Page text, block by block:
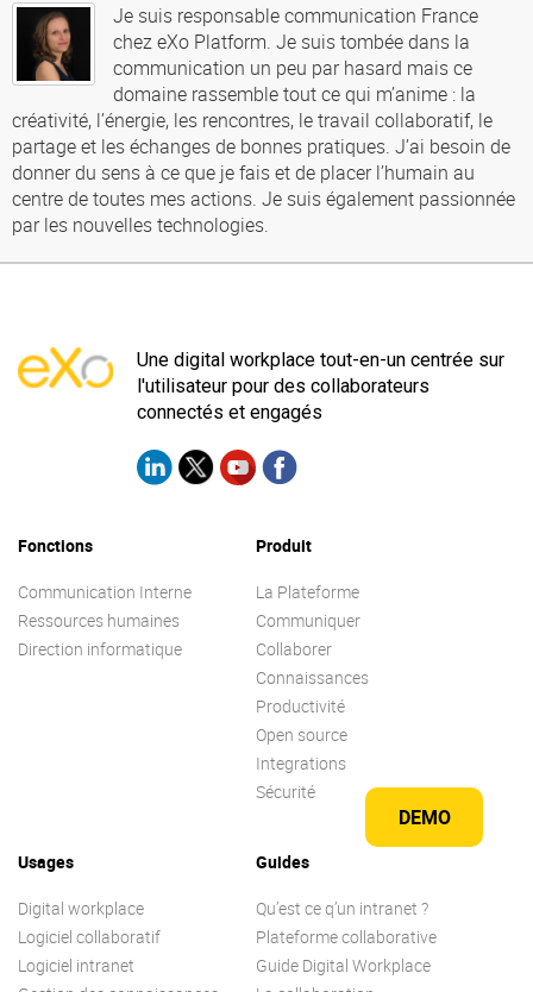
DEMO
Je suis responsable communication France
chez eXo Platform. Je suis tombée dans la
communication un peu par hasard mais ce
domaine rassemble tout ce qui m’anime : la
créativité, l’énergie, les rencontres, le travail collaboratif, le
partage et les échanges de bonnes pratiques. J’ai besoin de
donner du sens à ce que je fais et de placer l’humain au
centre de toutes mes actions. Je suis également passionnée
par les nouvelles technologies.
Une digital workplace tout-en-un centrée sur
l'utilisateur pour des collaborateurs
connectés et engagés
Fonctions
Communication Interne
Ressources humaines
Direction informatique
Produit
La Plateforme
Communiquer
Collaborer
Connaissances
Productivité
Open source
Integrations
Sécurité
Usages
Digital workplace
Logiciel collaboratif
Logiciel intranet
Guides
Qu’est ce q’un intranet ?
Plateforme collaborative
Guide Digital Workplace